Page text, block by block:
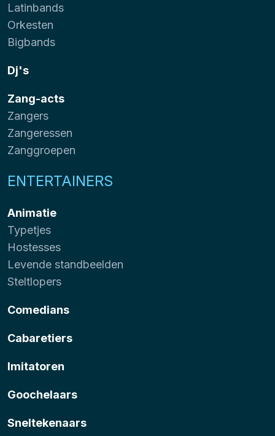
Latinbands
Orkesten
Bigbands
Dj's
Zang-acts
Zangers
Zangeressen
Zanggroepen
ENTERTAINERS
Animatie
Typetjes
Hostesses
Levende standbeelden
Steltlopers
Comedians
Cabaretiers
Imitatoren
Goochelaars
Sneltekenaars